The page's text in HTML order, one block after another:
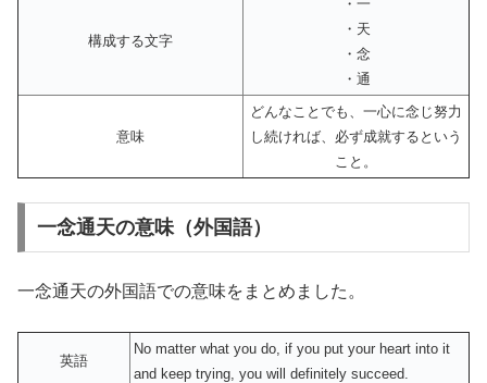
構成する文字
・一
・天
・念
・通
意味
どんなことでも、一心に念じ努力
し続ければ、必ず成就するという
こと。
一念通天の意味（外国語）
一念通天の外国語での意味をまとめました。
英語
No matter what you do, if you put your heart into it
and keep trying, you will definitely succeed.